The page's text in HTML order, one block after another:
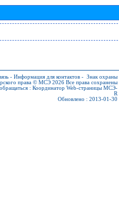
- Информация для контактов - Знак охраны
права © МСЭ 2026 Все права сохранены
: Координатор Web-страницы МСЭ-
R
Обновлено : 2013-01-30